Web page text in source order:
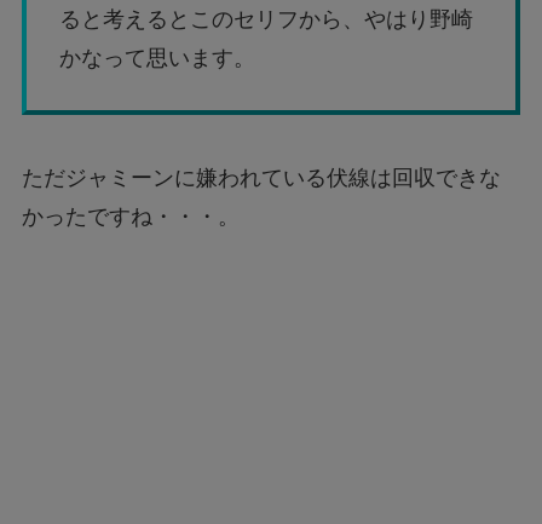
ると考えるとこのセリフから、やはり野崎
かなって思います。
ただジャミーンに嫌われている伏線は回収できな
かったですね・・・。